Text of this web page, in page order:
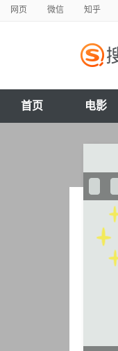
网页 微信 知乎
首页 电影